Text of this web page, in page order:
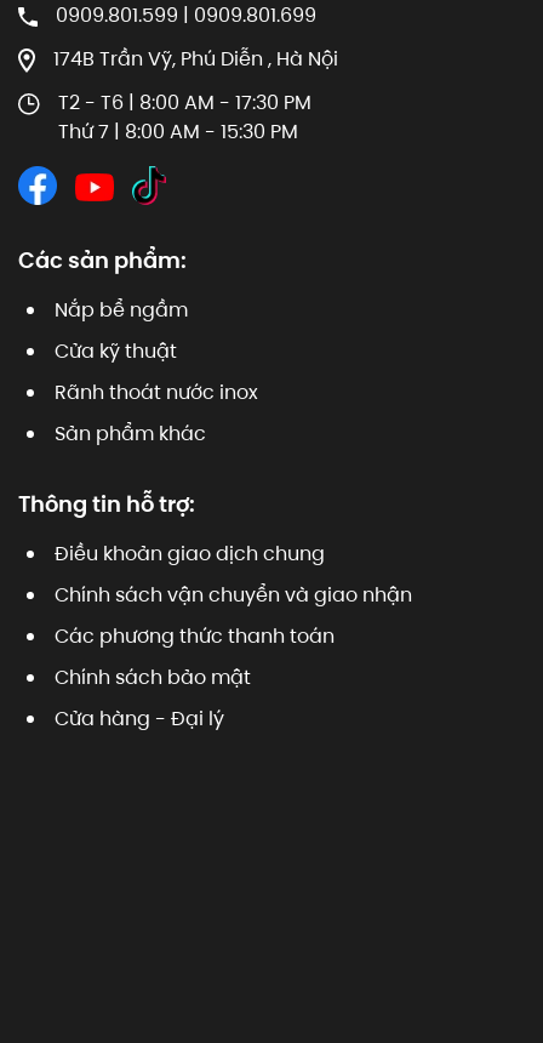
0909.801.599 | 0909.801.699
174B Trần Vỹ, Phú Diễn , Hà Nội
T2 - T6 | 8:00 AM - 17:30 PM
Thứ 7 | 8:00 AM - 15:30 PM
Các sản phẩm:
Nắp bể ngầm
Cửa kỹ thuật
Rãnh thoát nước inox
Sản phẩm khác
Thông tin hỗ trợ:
Điều khoản giao dịch chung
Chính sách vận chuyển và giao nhận
Các phương thức thanh toán
Chính sách bảo mật
Cửa hàng - Đại lý